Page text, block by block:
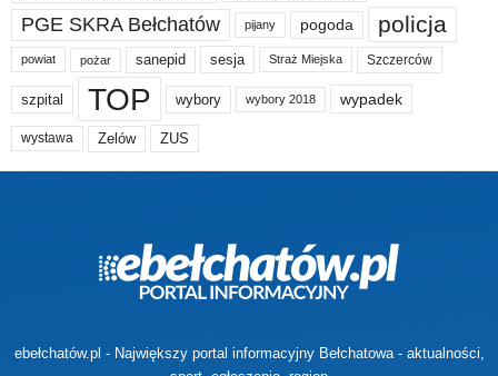
PGE SKRA Bełchatów pijany pogoda policja
powiat pożar sanepid sesja Straż Miejska Szczerców
szpital TOP wybory wybory 2018 wypadek
wystawa Zelów ZUS
ebełchatów.pl - Największy portal informacyjny Bełchatowa - aktualności,